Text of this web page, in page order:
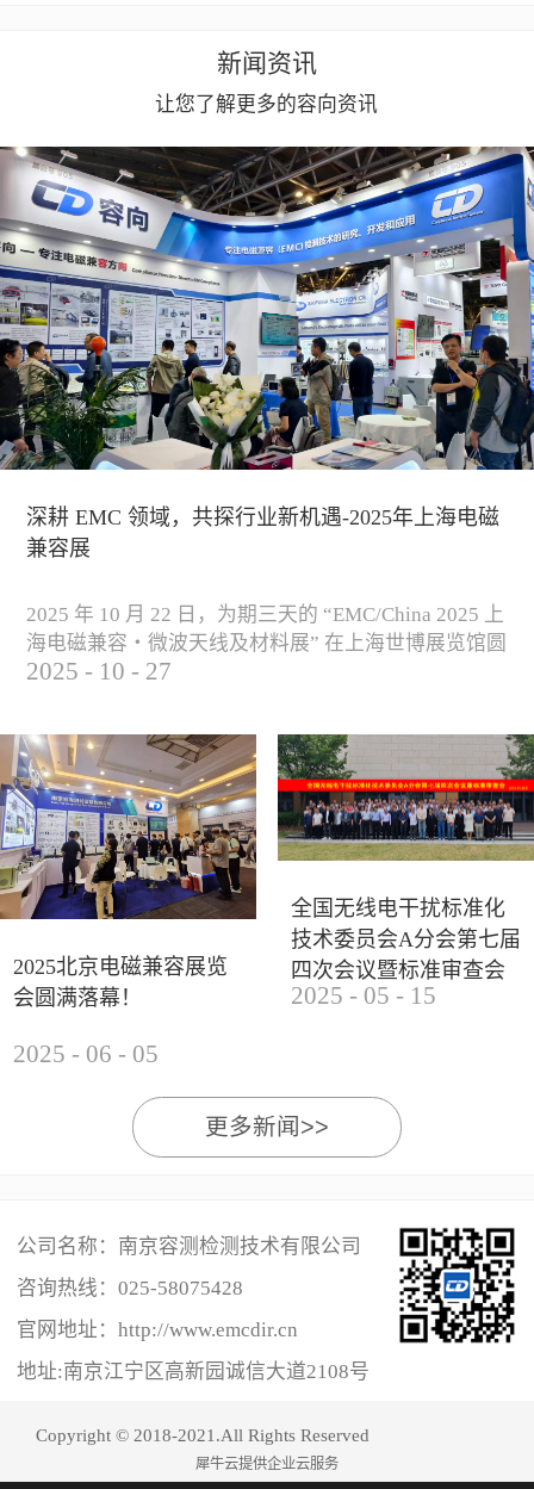
新闻资讯
让您了解更多的容向资讯
深耕 EMC 领域，共探行业新机遇-2025年上海电磁
兼容展
2025 年 10 月 22 日，为期三天的 “EMC/China 2025 上
海电磁兼容・微波天线及材料展” 在上海世博展览馆圆
满落下帷幕。作为电磁兼容领域的行业盛会，本届展
研讨及产品展示等多种形式，深入交流行业见解，踊
跃探索合作空间，为电磁兼容领域的高质量发展汇聚
了新动能。产品展示展会现场，公司展示了...
2025 - 10 - 27
2025北京电磁兼容展览
会圆满落幕！
2025 - 06 - 05
全国无线电干扰标准化
技术委员会A分会第七届
四次会议暨标准审查会
成功举办
2025 - 05 - 15
更多新闻>>
公司名称：南京容测检测技术有限公司
咨询热线： 025-58075428
官网地址：http://www.emcdir.cn
地址:南京江宁区高新园诚信大道2108号
Copyright © 2018-2021.All Rights Reserved
犀牛云提供企业云服务